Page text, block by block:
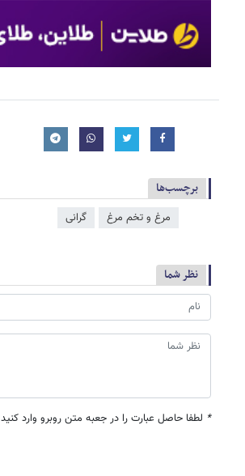
برچسب‌ها
مرغ و تخم مرغ گرانی
نظر شما
* لطفا حاصل عبارت را در جعبه متن روبرو وارد کنید